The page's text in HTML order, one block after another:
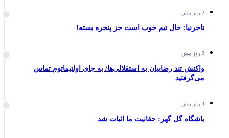
2 روز پیش
تاجرنیا: حال تیم خوب است جز پنجره بسته!
3 روز پیش
واکنش تند رضاییان به استقلالی‌ها/ به جای اولتیماتوم تماس
می‌گرفتید
4 روز پیش
باشگاه گل گهر: حقانیت ما اثبات شد